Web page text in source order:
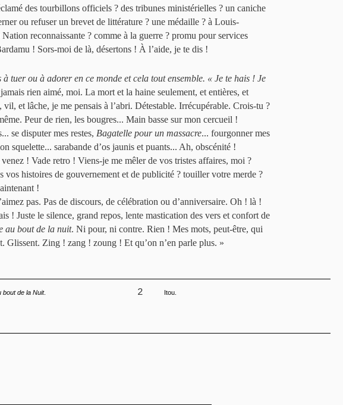
des tourbillons officiels ? des tribunes ministérielles ? un caniche
ou refuser un brevet de littérature ? une médaille ? à Louis-
reconnaissante ? comme à la guerre ? promu pour services
! Sors-moi de là, désertons ! À l’aide, je te dis !
à tuer ou à adorer en ce monde et cela tout ensemble. « Je te hais ! Je
jamais rien aimé, moi. La mort et la haine seulement, et entières, et
vil, et lâche, je me pensais à l’abri. Détestable. Irrécupérable. Crois-tu ?
Peur de rien, les bougres... Main basse sur mon cercueil !
se disputer mes restes, Bagatelle pour un massacre... fourgonner mes
squelette... sarabande d’os jaunis et puants... Ah, obscénité !
! Vade retro ! Viens-je me mêler de vos tristes affaires, moi ?
vos histoires de gouvernement et de publicité ? touiller votre merde ?
!
pas. Pas de discours, de célébration ou d’anniversaire. Oh ! là !
! Juste le silence, grand repos, lente mastication des vers et confort de
au bout de la nuit. Ni pour, ni contre. Rien ! Mes mots, peut-être, qui
Glissent. Zing ! zang ! zoung ! Et qu’on n’en parle plus. »
bout de la Nuit. 2 Itou.